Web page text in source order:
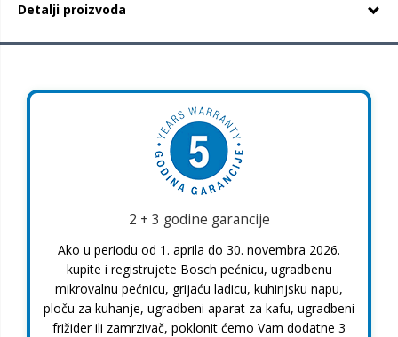
Detalji proizvoda
2 + 3 godine garancije
Ako u periodu od 1. aprila do 30. novembra 2026.
kupite i registrujete Bosch pećnicu, ugradbenu
mikrovalnu pećnicu, grijaću ladicu, kuhinjsku napu,
ploču za kuhanje, ugradbeni aparat za kafu, ugradbeni
frižider ili zamrzivač, poklonit ćemo Vam dodatne 3